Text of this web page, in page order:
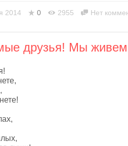
2014 0 2955 Нет
друзья! Мы